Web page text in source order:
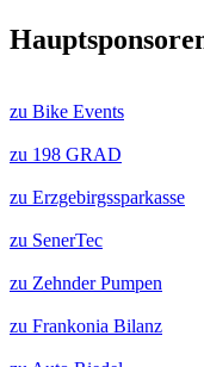
zu Bike Events
zu 198 GRAD
zu Erzgebirgssparkasse
zu SenerTec
zu Zehnder Pumpen
zu Frankonia Bilanz